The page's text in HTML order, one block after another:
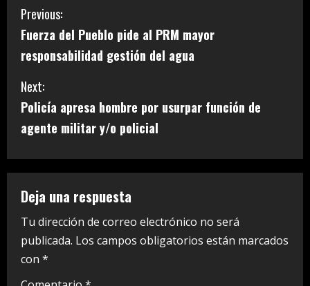
C
o
n
t
i
n
u
e
R
e
Previous:
Fuerza del Pueblo pide al PRM mayor
responsabilidad gestión del agua
Next:
Policía apresa hombre por usurpar función de
agente militar y/o policial
Deja una respuesta
Tu dirección de correo electrónico no será
publicada. Los campos obligatorios están marcados
con *